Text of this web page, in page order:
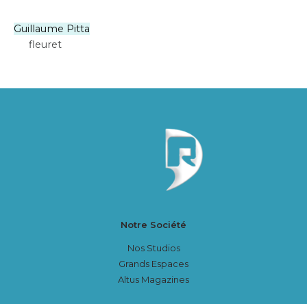
Guillaume Pitta
fleuret
Notre Société
Nos Studios
Grands Espaces
Altus Magazines